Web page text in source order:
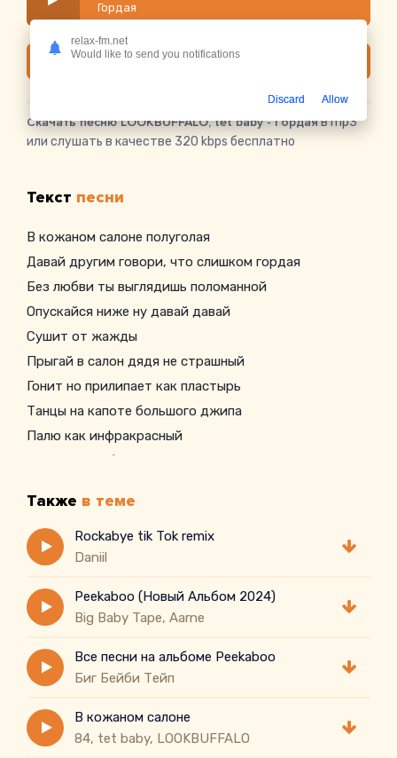
Гордая
Скачать
Скачать песню LOOKBUFFALO, tet baby - Гордаяв mp3
или слушать в качестве 320 kbps бесплатно
Текст песни
В кожаном салоне полуголая
Давай другим говори, что слишком гордая
Без любви ты выглядишь поломанной
Опускайся ниже ну давай давай
Сушит от жажды
Прыгай в салон дядя не страшный
Гонит но прилипает как пластырь
Танцы на капоте большого джипа
Палю как инфракрасный
Наш Секс не безопасный
Капли по твоей коже вниз как дождь по
стеклопакету
Также в теме
Rockabye tik Tok remix
Daniil
Peekaboo (Новый Альбом 2024)
Big Baby Tape, Aarne
Все песни на альбоме Peekaboo
Биг Бейби Тейп
В кожаном салоне
84, tet baby, LOOKBUFFALO
relax-fm.net
Would like to send you notifications
Discard Allow